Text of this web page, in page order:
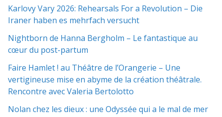
Karlovy Vary 2026: Rehearsals For a Revolution – Die
Iraner haben es mehrfach versucht
Nightborn de Hanna Bergholm – Le fantastique au
cœur du post-partum
Faire Hamlet ! au Théâtre de l’Orangerie – Une
vertigineuse mise en abyme de la création théâtrale.
Rencontre avec Valeria Bertolotto
Nolan chez les dieux : une Odyssée qui a le mal de mer